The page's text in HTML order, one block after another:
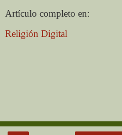
Artículo completo en:
Religión Digital